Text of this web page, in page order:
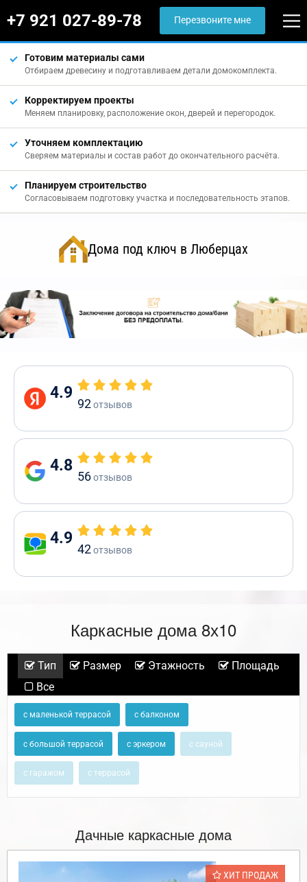
+7 921 027-89-78 Перезвоните мне
Готовим материалы сами
Отбираем древесину и подготавливаем детали домокомплекта.
Корректируем проекты
Меняем планировку, расположение окон, дверей и перегородок.
Уточняем комплектацию
Сверяем материалы и состав работ до окончательного расчёта.
Планируем строительство
Согласовываем подготовку участка и последовательность этапов.
Дома под ключ в Люберцах
4.9
92отзывов
4.8
56отзывов
4.9
42отзывов
Каркасные дома 8х10
Тип Размер Этажность
Площадь
Все
с маленькой террасой с балконом
с большой террасой с эркером с сауной
с гаражом с террасой
Дачные каркасные дома
ХИТ ПРОДАЖ